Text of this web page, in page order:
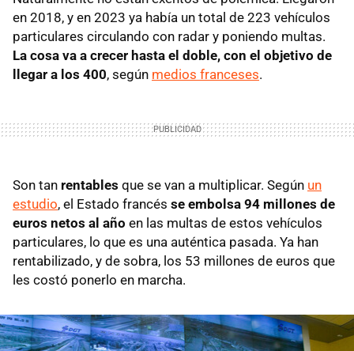
en 2018, y en 2023 ya había un total de 223 vehículos
particulares circulando con radar y poniendo multas.
La cosa va a crecer hasta el doble, con el objetivo de
llegar a los 400, según medios franceses.
Son tan rentables que se van a multiplicar. Según un
estudio, el Estado francés se embolsa 94 millones de
euros netos al año en las multas de estos vehículos
particulares, lo que es una auténtica pasada. Ya han
rentabilizado, y de sobra, los 53 millones de euros que
les costó ponerlo en marcha.